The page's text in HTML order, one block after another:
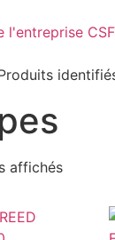
affichés